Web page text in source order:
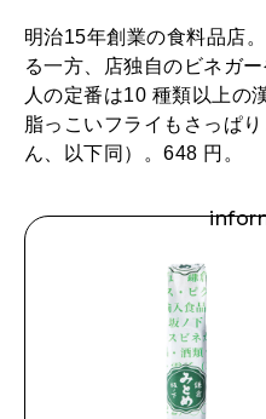
明治15年創業の食料品店
る一方、店独自のビネガ
人の定番は10 種類以上の
脂っこいフライもさっぱ
ん、以下同）。648 円。